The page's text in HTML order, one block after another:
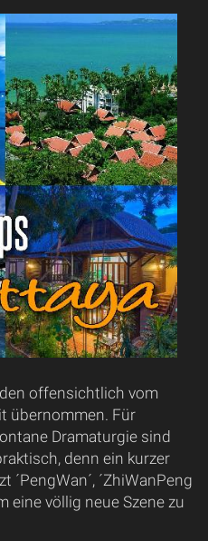
offensichtlich vom
übernommen. Für
Dramaturgie sind
denn ein kurzer
´ZhiWanPeng
eine völlig neue Szene zu